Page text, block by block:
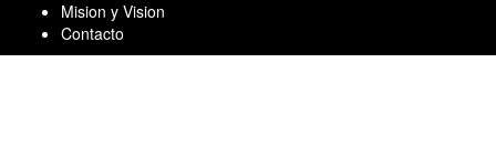
content
Mision y Vision
Contacto